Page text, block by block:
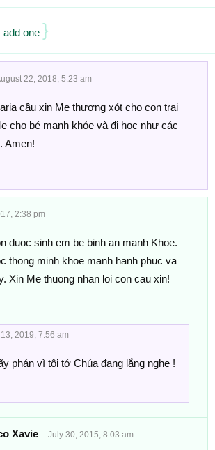
add one }
22, 2018, 5:23 am
cầu xin Mẹ thương xót cho con trai
cho bé mạnh khỏe và đi học như các
Amen!
2:38 pm
duoc sinh em be binh an manh Khoe.
thong minh khoe manh hanh phuc va
Xin Me thuong nhan loi con cau xin!
2019, 7:56 am
phán vì tôi tớ Chúa đang lắng nghe !
Xavie July 30, 2015, 8:03 am